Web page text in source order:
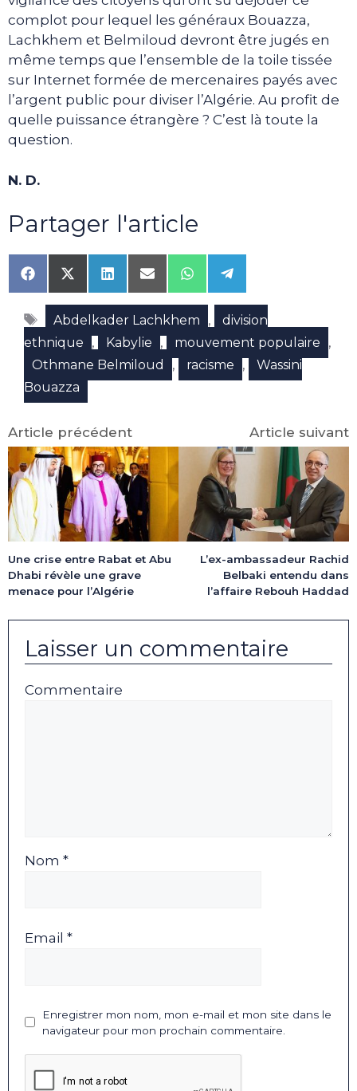
complot pour lequel les généraux Bouazza,
Lachkhem et Belmiloud devront être jugés en
même temps que l’ensemble de la toile tissée
sur Internet formée de mercenaires payés avec
l’argent public pour diviser l’Algérie. Au profit de
quelle puissance étrangère ? C’est là toute la
question.
N. D.
Partager l'article
Share
on
Facebook
Share
on
X
(Twitter)
Share
on
LinkedIn
Share
on
Email
Share
on
WhatsApp
Share
on
Telegram
Étiquettes
Abdelkader Lachkhem ,
division
ethnique
, Kabylie , mouvement populaire ,
Othmane Belmiloud , racisme ,
Wassini
Bouazza
Article précédent
Une crise entre Rabat et Abu
Dhabi révèle une grave
menace pour l’Algérie
Article suivant
L’ex-ambassadeur Rachid
Belbaki entendu dans
l’affaire Rebouh Haddad
Laisser un commentaire
Commentaire
Nom *
Email *
Enregistrer mon nom, mon e-mail et mon site dans le
navigateur pour mon prochain commentaire.